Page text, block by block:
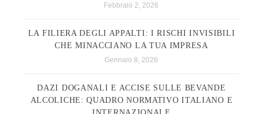
Febbraio 2, 2026
LA FILIERA DEGLI APPALTI: I RISCHI INVISIBILI
CHE MINACCIANO LA TUA IMPRESA
Gennaio 8, 2026
DAZI DOGANALI E ACCISE SULLE BEVANDE
ALCOLICHE: QUADRO NORMATIVO ITALIANO E